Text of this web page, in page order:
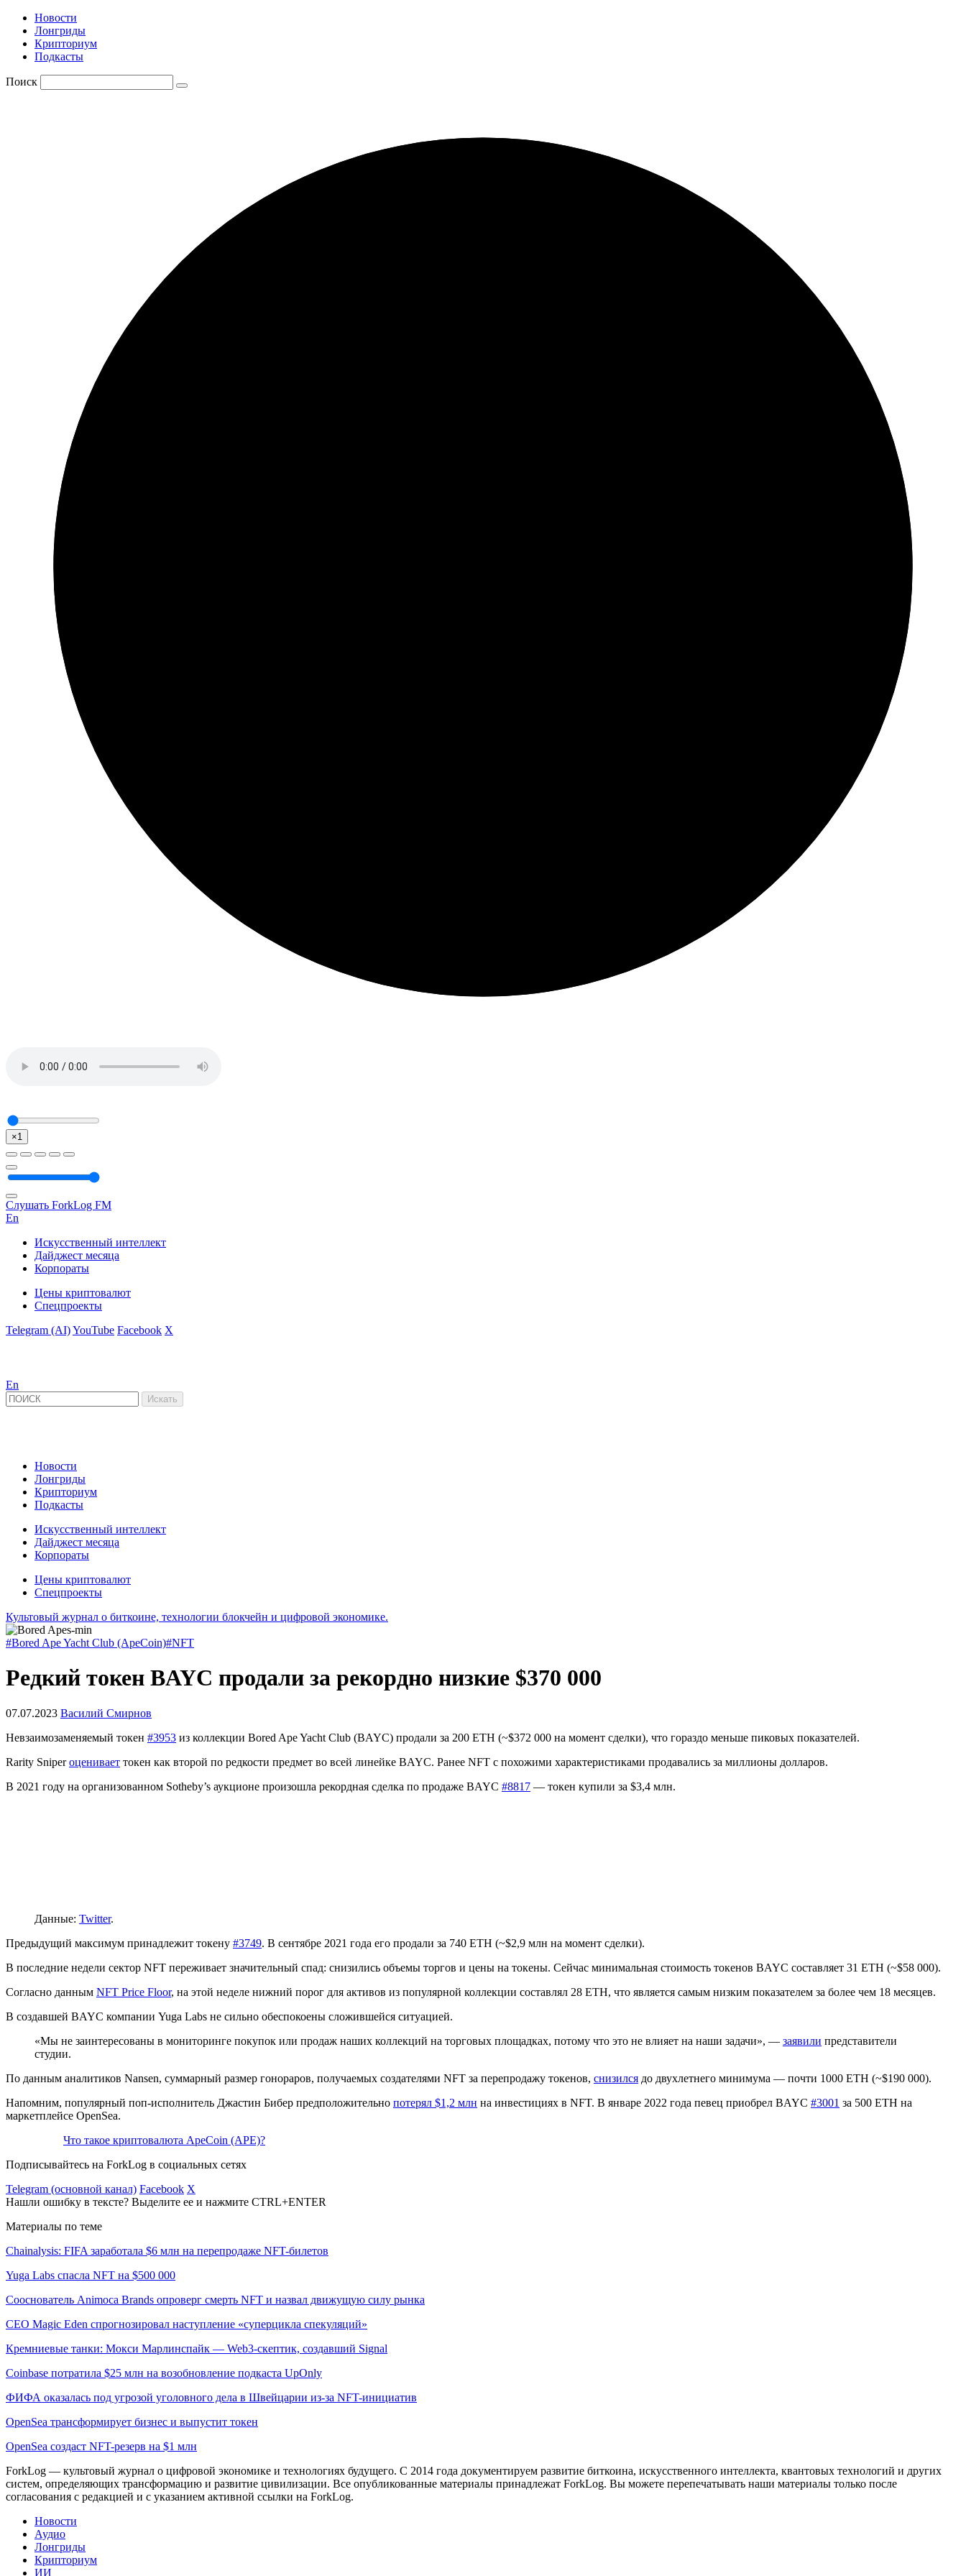
Новости
Лонгриды
Крипториум
Подкасты
Поиск
×1
Слушать ForkLog FM
En
Искусственный интеллект
Дайджест месяца
Корпораты
Цены криптовалют
Спецпроекты
Telegram (AI)YouTube Facebook X
En
Новости
Лонгриды
Крипториум
Подкасты
Искусственный интеллект
Дайджест месяца
Корпораты
Цены криптовалют
Спецпроекты
Культовый журнал о биткоине, технологии блокчейн и цифровой экономике.
#Bored Ape Yacht Club (ApeCoin)#NFT
Редкий токен BAYC продали за рекордно низкие $370 000
07.07.2023 Василий Смирнов
Невзаимозаменяемый токен #3953 из коллекции Bored Ape Yacht Club (BAYC) продали за 200 ETH (~$372 000 на момент сделки), что гораздо меньше пиковых показателей.
Rarity Sniperоценивает токен как второй по редкости предмет во всей линейке BAYC. Ранее NFT с похожими характеристиками продавались за миллионы долларов.
В 2021 году на организованном Sotheby’s аукционе произошла рекордная сделка по продаже BAYC #8817 — токен купили за $3,4 млн.
Данные: Twitter.
Предыдущий максимум принадлежит токену #3749. В сентябре 2021 года его продали за 740 ETH (~$2,9 млн на момент сделки).
В последние недели сектор NFT переживает значительный спад: снизились объемы торгов и цены на токены. Сейчас минимальная стоимость токенов BAYC составляет 31 ETH (~$58 000).
Согласно данным NFT Price Floor, на этой неделе нижний порог для активов из популярной коллекции составлял 28 ETH, что является самым низким показателем за более чем 18 месяцев.
В создавшей BAYC компании Yuga Labs не сильно обеспокоены сложившейся ситуацией.
«Мы не заинтересованы в мониторинге покупок или продаж наших коллекций на торговых площадках, потому что это не влияет на наши задачи», — заявили представители
студии.
По данным аналитиков Nansen, суммарный размер гонораров, получаемых создателями NFT за перепродажу токенов, снизился до двухлетнего минимума — почти 1000 ETH (~$190 000).
Напомним, популярный поп-исполнитель Джастин Бибер предположительно потерял $1,2 млн на инвестициях в NFT. В январе 2022 года певец приобрел BAYC #3001 за 500 ETH на
маркетплейсе OpenSea.
Что такое криптовалюта ApeCoin (APE)?
Подписывайтесь на ForkLog в социальных сетях
Telegram (основной канал) Facebook X
Нашли ошибку в тексте? Выделите ее и нажмите CTRL+ENTER
Материалы по теме
Chainalysis: FIFA заработала $6 млн на перепродаже NFT-билетов
Yuga Labs спасла NFT на $500 000
Сооснователь Animoca Brands опроверг смерть NFT и назвал движущую силу рынка
CEO Magic Eden спрогнозировал наступление «суперцикла спекуляций»
Кремниевые танки: Мокси Марлинспайк — Web3-скептик, создавший Signal
Coinbase потратила $25 млн на возобновление подкаста UpOnly
ФИФА оказалась под угрозой уголовного дела в Швейцарии из-за NFT-инициатив
OpenSea трансформирует бизнес и выпустит токен
OpenSea создаст NFT-резерв на $1 млн
ForkLog — культовый журнал о цифровой экономике и технологиях будущего. С 2014 года документируем развитие биткоина, искусственного интеллекта, квантовых технологий и других
систем, определяющих трансформацию и развитие цивилизации. Все опубликованные материалы принадлежат ForkLog. Вы можете перепечатывать наши материалы только после
согласования с редакцией и с указанием активной ссылки на ForkLog.
Новости
Аудио
Лонгриды
Крипториум
ИИ